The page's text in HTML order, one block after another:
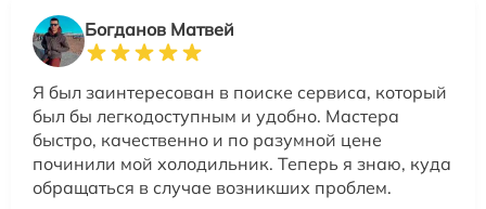
Богданов Матвей
Я был заинтересован в поиске сервиса, который
был бы легкодоступным и удобно. Мастера
быстро, качественно и по разумной цене
починили мой холодильник. Теперь я знаю, куда
обращаться в случае возникших проблем.